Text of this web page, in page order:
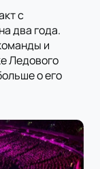
с
два года.
и
Ледового
о его